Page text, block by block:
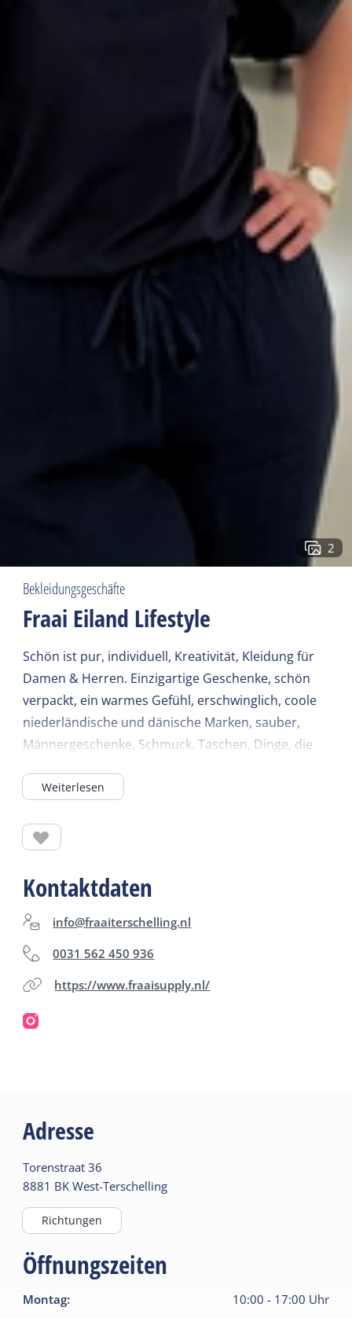
2
Bekleidungsgeschäfte
Fraai Eiland Lifestyle
Schön ist pur, individuell, Kreativität, Kleidung für
Damen & Herren. Einzigartige Geschenke, schön
verpackt, ein warmes Gefühl, erschwinglich, coole
niederländische und dänische Marken, sauber,
Männergeschenke, Schmuck, Taschen, Dinge, die
Party!
Weiterlesen
Kontaktdaten
info@fraaiterschelling.nl
0031 562 450 936
https://www.fraaisupply.nl/
Adresse
Torenstraat 36
8881 BK West-Terschelling
Richtungen
Öffnungszeiten
Montag: 10:00 - 17:00 Uhr